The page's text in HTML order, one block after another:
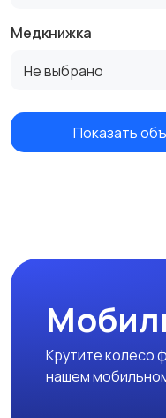
Медкнижка
Не выбрано
Показать
Крутите колесо
нашем